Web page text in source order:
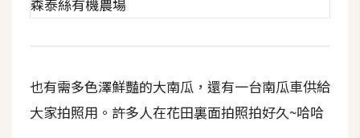
具
費
空
也有需多色澤鮮豔的大南瓜，還有一台南瓜車供給
大家拍照用。許多人在花田裏面拍照拍好久~哈哈